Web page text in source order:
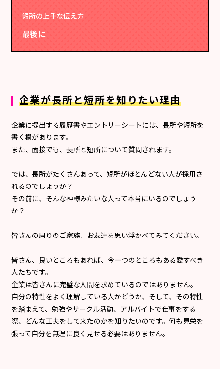
短所の上手な伝え方
最後に
企業が長所と短所を知りたい理由
企業に提出する履歴書やエントリーシートには、長所や短所を
書く欄があります。
また、面接でも、長所と短所について質問されます。
では、長所がたくさんあって、短所がほとんどない人が採用さ
れるのでしょうか？
その前に、そんな神様みたいな人って本当にいるのでしょう
か？
皆さんの周りのご家族、お友達を思い浮かべてみてください。
皆さん、良いところもあれば、今一つのところもある愛すべき
人たちです。
企業は皆さんに完璧な人間を求めているのではありません。
自分の特性をよく理解している人かどうか、そして、その特性
を踏まえて、勉強やサークル活動、アルバイトで仕事をする
際、どんな工夫をして来たのかを知りたいのです。何も見栄を
張って自分を無理に良く見せる必要はありません。